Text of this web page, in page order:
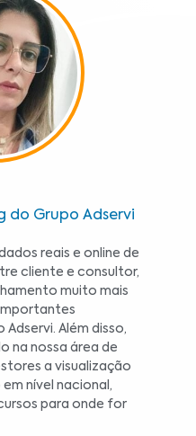
do Grupo Adservi
reais e online de
cliente e consultor,
muito mais
Além disso,
na nossa área de
a visualização
nível nacional,
para onde for